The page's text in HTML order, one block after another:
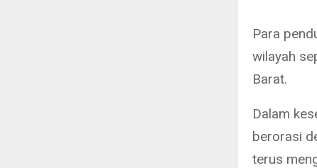
Para
wilayah
Barat.
Dalam
berorasi
terus